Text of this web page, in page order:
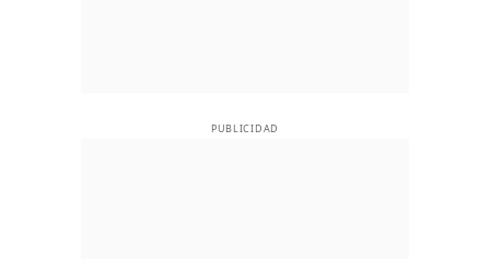
PUBLICIDAD